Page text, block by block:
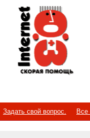
Internet
Скорая помощь
Задать свой вопрос. Все